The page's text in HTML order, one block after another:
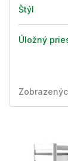
Štýl
Úložný